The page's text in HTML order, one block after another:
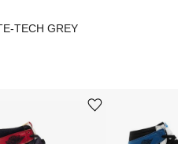
TECH GREY
Ürünü istek listesine ekle veya listeden çıkar